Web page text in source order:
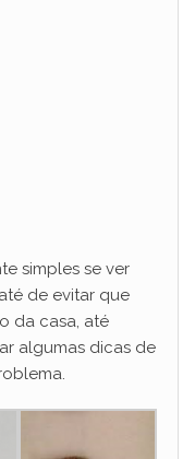
simples se ver
de evitar que
da casa, até
algumas dicas de